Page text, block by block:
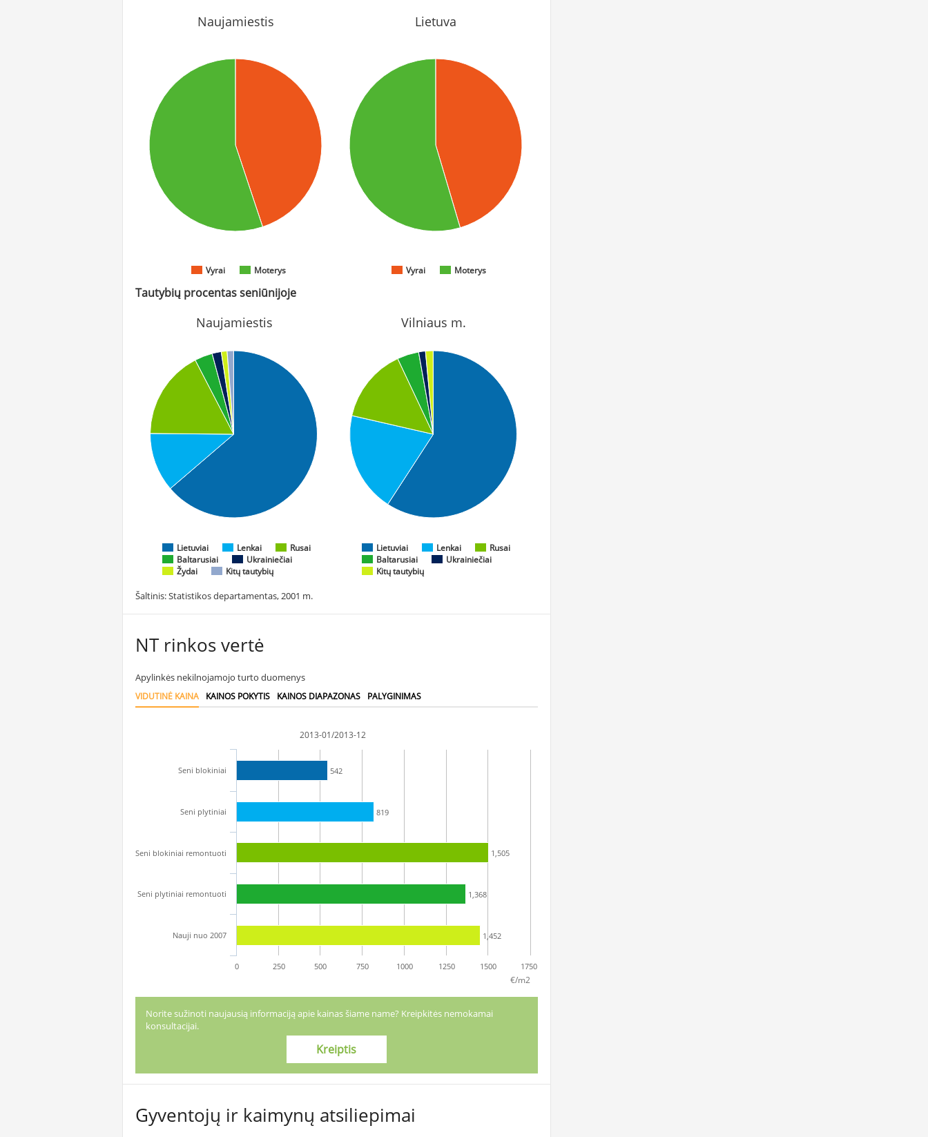
Naujamiestis
Vyrai Moterys
Lietuva
Vyrai Moterys
Tautybių procentas seniūnijoje
Naujamiestis
Lietuviai Lenkai
Rusai
Baltarusiai
Ukrainiečiai
Žydai
Kitų tautybių
Vilniaus m.
Lietuviai Lenkai
Rusai
Baltarusiai
Ukrainiečiai
Kitų tautybių
Šaltinis: Statistikos departamentas, 2001 m.
NT rinkos vertė
Apylinkės nekilnojamojo turto duomenys
VIDUTINĖ KAINA KAINOS POKYTIS KAINOS DIAPAZONAS PALYGINIMAS
€/m2
2013-01/2013-12
542
819
1,505
1,368
1,452
Seni blokiniai
Seni plytiniai
Seni blokiniai remontuoti
Seni plytiniai remontuoti
Nauji nuo 2007
0 1000
250 500 750 1250 1500 1750
Norite sužinoti naujausią informaciją apie kainas šiame name? Kreipkitės nemokamai
konsultacijai.
Kreiptis
Gyventojų ir kaimynų atsiliepimai